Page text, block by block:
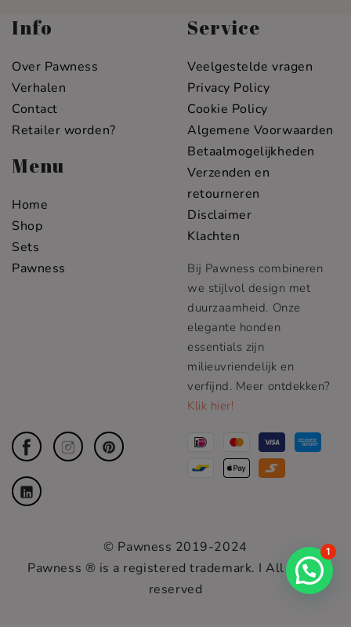
Info
Over Pawness
Verhalen
Contact
Retailer worden?
Menu
Home
Shop
Sets
Pawness
Service
Veelgestelde vragen
Privacy Policy
Cookie Policy
Algemene Voorwaarden
Betaalmogelijkheden
Verzenden en
retourneren
Disclaimer
Klachten
Bij Pawness combineren
we stijlvol design met
duurzaamheid. Onze
elegante honden
essentials zijn
milieuvriendelijk en
verfijnd. Meer ontdekken?
Klik hier!
© Pawness 2019-2024
Pawness ® is a registered trademark. I All rights
reserved
1